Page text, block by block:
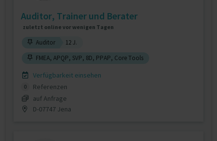
Auditor, Trainer und Berater
zuletzt online vor wenigen Tagen
Auditor
12 J.
FMEA, APQP, SVP, 8D, PPAP, Core Tools
Verfügbarkeit einsehen
0
Referenzen
auf Anfrage
D-07747 Jena